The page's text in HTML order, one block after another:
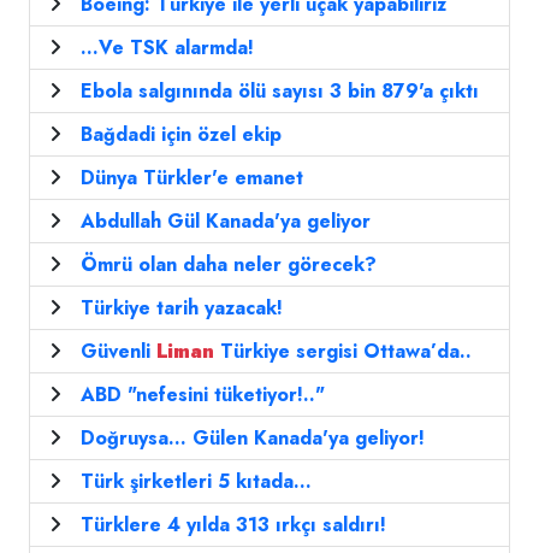
...Ve TSK alarmda!
Ebola salgınında ölü sayısı 3 bin 879'a çıktı
Bağdadi için özel ekip
Dünya Türkler'e emanet
Abdullah Gül Kanada'ya geliyor
Ömrü olan daha neler görecek?
Türkiye tarih yazacak!
Güvenli Liman Türkiye sergisi Ottawa’da..
ABD "nefesini tüketiyor!.."
Doğruysa... Gülen Kanada'ya geliyor!
Türk şirketleri 5 kıtada...
Türklere 4 yılda 313 ırkçı saldırı!